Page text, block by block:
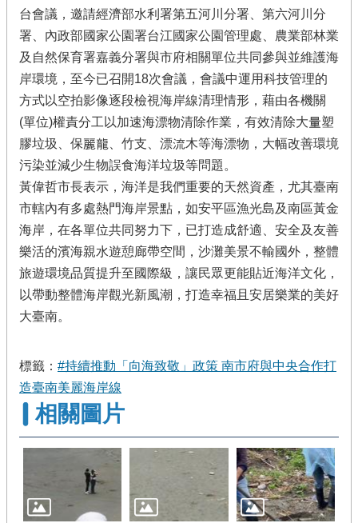
台會議，邀請經濟部水利署第五河川分署、第六河川分
署、內政部國家公園署台江國家公園管理處、農業部林業
及自然保育署嘉義分署與市府相關單位共同參與並維護海
岸環境，至今已召開18次會議，會議中運用科技管理的
方式以空拍影像逐段檢視海岸線清理情形，藉由各機關
(單位)權責分工以加速海漂物清除作業，有效清除大量塑
膠垃圾、保麗龍、竹支、漂流木等海漂物，大幅改善環境
污染並減少生物誤食海洋垃圾等問題。
黃偉哲市長表示，海洋是我們重要的天然資產，尤其臺南
市轄內有多處熱門海岸景點，如安平區漁光島及南區黃金
海岸，在各單位共同努力下，已打造成舒適、安全及友善
樂活的濱海親水遊憩廊帶空間，沙灘美景不輸國外，整體
旅遊環境品質提升至國際級，讓民眾更能貼近海洋文化，
以帶動整體海岸觀光新風潮，打造幸福且安居樂業的美好
大臺南。
標籤： #持續推動「向海致敬」政策 南市府與中央合作打
造臺南美麗海岸線
相關圖片